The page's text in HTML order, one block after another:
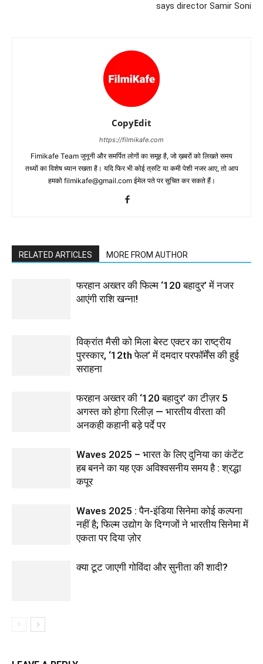
says director Samir Soni
CopyEdit
https://filmikafe.com
Fimikafe Team जुनूनी और समर्पित लोगों का समूह है, जो ख़बरों को लिखते समय
तथ्‍यों का विशेष ध्‍यान रखता है। यदि फिर भी कोई त्रुटि या कमी पेशी नजर आए, तो आप
हमको filmikafe@gmail.com ईमेल पते पर सूचित कर सकते हैं।
RELATED ARTICLES MORE FROM AUTHOR
फरहान अख्तर की फिल्म ‘120 बहादुर’ में नजर
आएंगी राशि खन्ना!
विक्रांत मैसी को मिला बेस्ट एक्टर का राष्ट्रीय
पुरस्कार, ‘12th फेल’ में दमदार परफॉर्मेंस की हुई
सराहना
फरहान अख्तर की ‘120 बहादुर’ का टीज़र 5
अगस्त को होगा रिलीज़ — भारतीय वीरता की
अनकही कहानी बड़े पर्दे पर
Waves 2025 – भारत के लिए दुनिया का कंटेंट
हब बनने का यह एक अविश्वसनीय समय है : श्रद्धा
कपूर
Waves 2025 : पैन-इंडिया सिनेमा कोई कल्पना
नहीं है; फिल्म उद्योग के दिग्गजों ने भारतीय सिनेमा में
एकता पर दिया ज़ोर
क्या टूट जाएगी गोविंदा और सुनीता की शादी?